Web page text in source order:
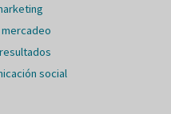
social